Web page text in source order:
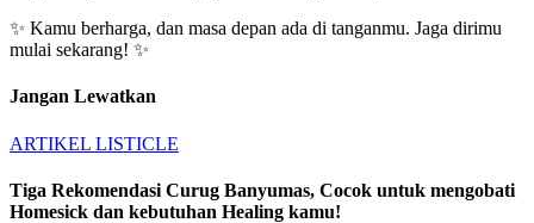
✨ Kamu berharga, dan masa depan ada di tanganmu. Jaga dirimu
mulai sekarang! ✨
Jangan Lewatkan
ARTIKEL LISTICLE
Tiga Rekomendasi Curug Banyumas, Cocok untuk mengobati
Homesick dan kebutuhan Healing kamu!